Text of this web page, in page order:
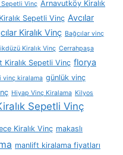
Sepetli Vinç Arnavutköy Kiralık
Sepetli Vinç Avcılar
Kiralık Vinç Bağcılar vinç
Kiralık Vinç Cerrahpaşa
Kiralık Sepetli Vinç florya
vinç kiralama günlük vinç
Hiyap Vinç Kiralama Kilyos
Sepetli Vinç
Kiralık Vinç makaslı
manlift kiralama fiyatları